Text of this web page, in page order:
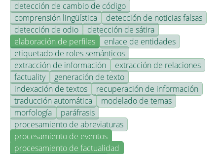
detección de cambio de código
comprensión lingüística
detección de noticias falsas
detección de odio
detección de sátira
elaboración de perfiles
enlace de entidades
etiquetado de roles semánticos
extracción de información
extracción de relaciones
factuality
generación de texto
indexación de textos
recuperación de información
traducción automática
modelado de temas
morfología
paráfrasis
procesamiento de abreviaturas
procesamiento de eventos
procesamiento de factualidad